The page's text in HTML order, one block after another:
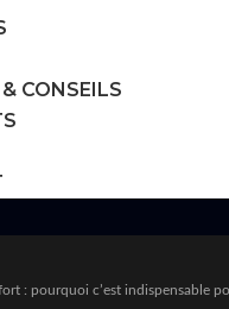
CONSEILS
: pourquoi c’est indispensable